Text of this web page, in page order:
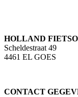
HOLLAND
Scheldestraat 49
4461 EL GOES
CONTACT